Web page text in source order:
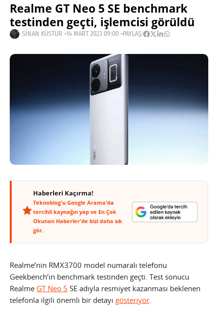
Realme GT Neo 5 SE benchmark
testinden geçti, işlemcisi görüldü
SINAN KÜSTÜR 14 MART 2023 09:00 PAYLAŞ:
Haberleri Kaçırma!
Teknoblog'u Google Arama'da
tercihli kaynağın yap ve En Çok
Okunan Haberler'de bizi daha sık
gör.
Realme’nin RMX3700 model numaralı telefonu
Geekbench’in benchmark testinden geçti. Test sonucu
Realme GT Neo 5 SE adıyla resmiyet kazanması beklenen
telefonla ilgili önemli bir detayı gösteriyor.